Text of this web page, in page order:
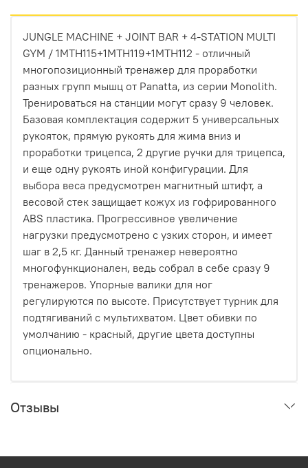
JUNGLE MACHINE + JOINT BAR + 4-STATION MULTI
GYM / 1MTH115+1MTH119+1MTH112 - отличный
многопозиционный тренажер для проработки
разных групп мышц от Panatta, из серии Monolith.
Тренироваться на станции могут сразу 9 человек.
Базовая комплектация содержит 5 универсальных
рукояток, прямую рукоять для жима вниз и
проработки трицепса, 2 другие ручки для трицепса,
и еще одну рукоять иной конфигурации. Для
выбора веса предусмотрен магнитный штифт, а
весовой стек защищает кожух из гофрированного
ABS пластика. Прогрессивное увеличение
нагрузки предусмотрено с узких сторон, и имеет
шаг в 2,5 кг. Данный тренажер невероятно
многофункционален, ведь собрал в себе сразу 9
тренажеров. Упорные валики для ног
регулируются по высоте. Присутствует турник для
подтягиваний с мультихватом. Цвет обивки по
умолчанию - красный, другие цвета доступны
опционально.
Отзывы